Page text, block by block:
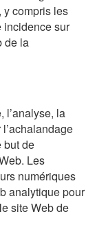
y compris les
incidence sur
de la
l’analyse, la
but de
Les
numériques
analytique pour
site Web de